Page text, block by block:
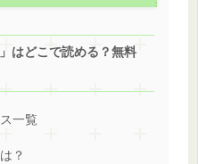
はどこで読める？無料
一覧
？